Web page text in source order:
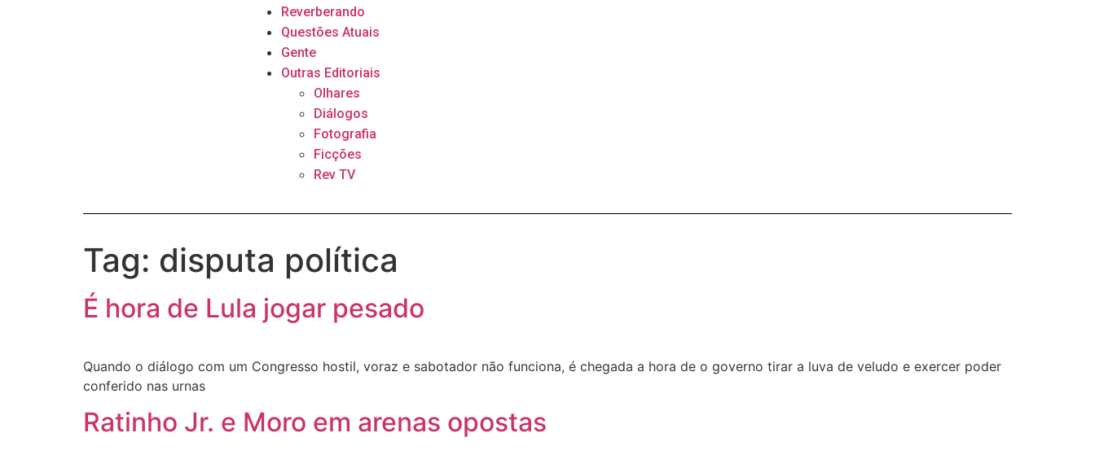
Reverberando
Questões Atuais
Gente
Outras Editoriais
Olhares
Diálogos
Fotografia
Ficções
Rev TV
Tag: disputa política
É hora de Lula jogar pesado
Quando o diálogo com um Congresso hostil, voraz e sabotador não funciona, é chegada a hora de o governo tirar a luva de veludo e exercer poder
conferido nas urnas
Ratinho Jr. e Moro em arenas opostas